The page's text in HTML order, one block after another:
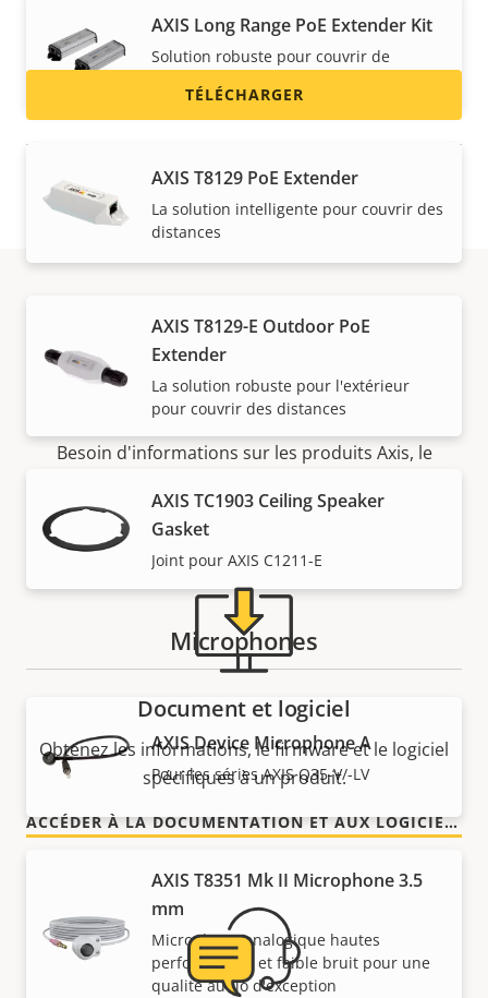
AXIS Long Range PoE Extender Kit
Solution robuste pour couvrir de
AXIS T8129 PoE Extender
La solution intelligente pour couvrir des
distances
AXIS T8129-E Outdoor PoE
Extender
La solution robuste pour l'extérieur
pour couvrir des distances
AXIS TC1903 Ceiling Speaker
Gasket
Joint pour AXIS C1211-E
Microphones
AXIS Device Microphone A
Pour les séries AXIS Q35-V/-LV
AXIS T8351 Mk II Microphone 3.5
mm
Microphone analogique hautes
performances et faible bruit pour une
qualité audio d'exception
TÉLÉCHARGER
Assistance et
ressources
Besoin d'informations sur les produits Axis, le
Document et logiciel
Obtenez les informations, le firmware et le logiciel
spécifiques à un produit.
ACCÉDER À LA DOCUMENTATION ET AUX LOGICIELS